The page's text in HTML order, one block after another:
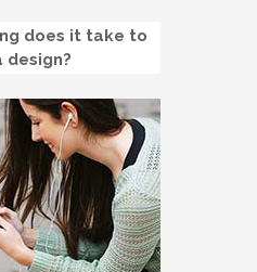
does it take to
design?